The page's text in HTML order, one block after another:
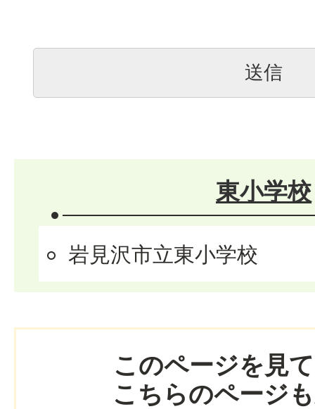
東小学校
岩見沢市立東小学校
このページを見
こちらのページ